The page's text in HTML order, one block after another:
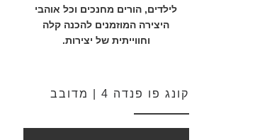
לילדים, הורים מחנכים וכל אוהבי
היצירה המוזמנים להכנה קלה
וחווייתית של יצירות.
קונג פו פנדה 4 | מדובב